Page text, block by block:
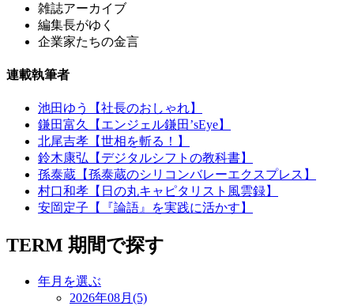
雑誌アーカイブ
編集長がゆく
企業家たちの金言
連載執筆者
池田ゆう【社長のおしゃれ】
鎌田富久【エンジェル鎌田’sEye】
北尾吉孝【世相を斬る！】
鈴木康弘【デジタルシフトの教科書】
孫泰蔵【孫泰蔵のシリコンバレーエクスプレス】
村口和孝【日の丸キャピタリスト風雲録】
安岡定子【『論語』を実践に活かす】
TERM 期間で探す
年月を選ぶ
2026年08月(5)